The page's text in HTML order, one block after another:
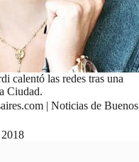
calentó las redes tras una
Ciudad.
| Noticias de Buenos